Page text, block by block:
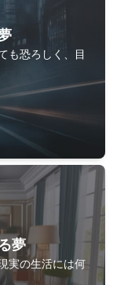
も恐ろしく、目
夢
実の生活には何